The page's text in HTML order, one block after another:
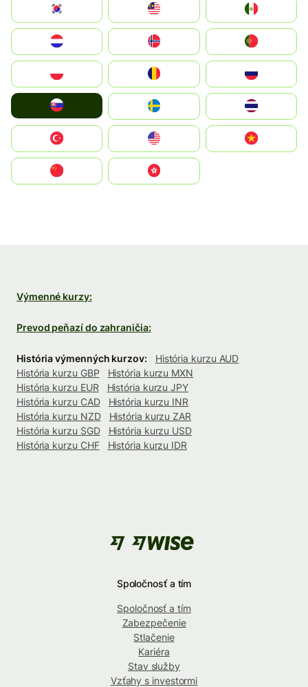
South Korea
United States
中國香港特別行政區
Výmenné kurzy:
Prevod peňazí do zahraničia:
História výmenných kurzov:
História kurzu AUD
História kurzu GBP
História kurzu MXN
História kurzu EUR
História kurzu JPY
História kurzu CAD
História kurzu INR
História kurzu NZD
História kurzu ZAR
História kurzu SGD
História kurzu USD
História kurzu CHF
História kurzu IDR
Spoločnosť a tím
Spoločnosť a tím
Zabezpečenie
Stlačenie
Kariéra
Stav služby
Vzťahy s investormi